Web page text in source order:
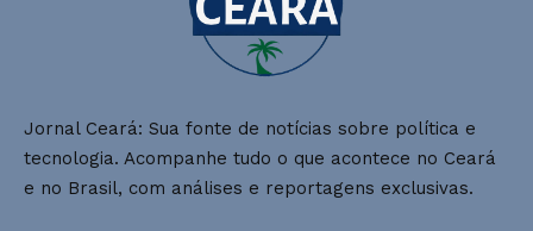
Jornal Ceará: Sua fonte de notícias sobre política e
tecnologia. Acompanhe tudo o que acontece no Ceará
e no Brasil, com análises e reportagens exclusivas.